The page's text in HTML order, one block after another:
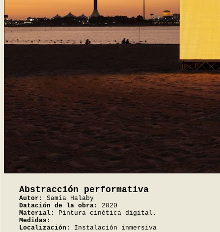
Abstracción performativa
Autor:
Samia Halaby
Datación de la obra:
2020
Material:
Pintura cinética digital.
Medidas:
Localización:
Instalación inmersiva